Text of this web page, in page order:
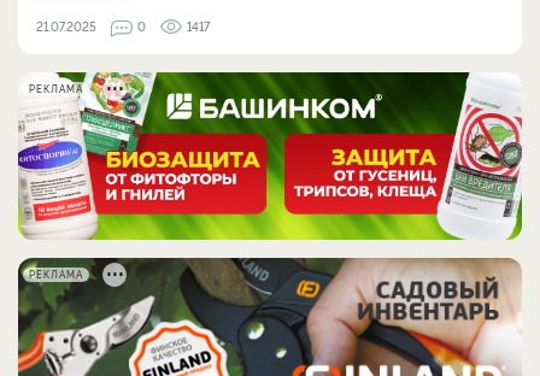
21.07.2025 0 1417
РЕКЛАМА
РЕКЛАМА